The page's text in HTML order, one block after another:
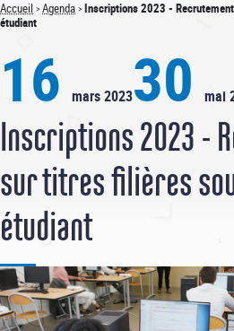
Fil
d'Ariane
Accueil Agenda Inscriptions 2023 -
étudiant
16 mars 202330 mai
Inscriptions 2023 -
sur titres filières
étudiant